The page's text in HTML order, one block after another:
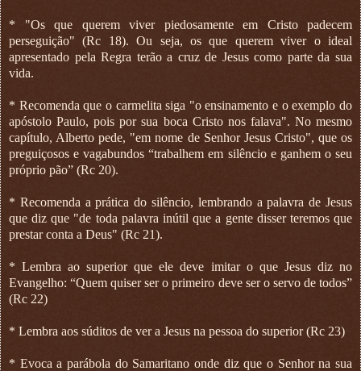
* "Os que querem viver piedosamente em Cristo padecem
perseguição" (Rc 18). Ou seja, os que querem viver o ideal
apresentado pela Regra terão a cruz de Jesus como parte da sua
vida.
* Recomenda que o carmelita siga "o ensinamento e o exemplo do
apóstolo Paulo, pois por sua boca Cristo nos falava". No mesmo
capítulo, Alberto pede, "em nome de Senhor Jesus Cristo", que os
preguiçosos e vagabundos “trabalhem em silêncio e ganhem o seu
próprio pão” (Rc 20).
* Recomenda a prática do silêncio, lembrando a palavra de Jesus
que diz que "de toda palavra inútil que a gente disser teremos que
prestar conta a Deus" (Rc 21).
* Lembra ao superior que ele deve imitar o que Jesus diz no
Evangelho: “Quem quiser ser o primeiro deve ser o servo de todos”
(Rc 22)
* Lembra aos súditos de ver a Jesus na pessoa do superior (Rc 23)
* Evoca a parábola do Samaritano onde diz que o Senhor na sua